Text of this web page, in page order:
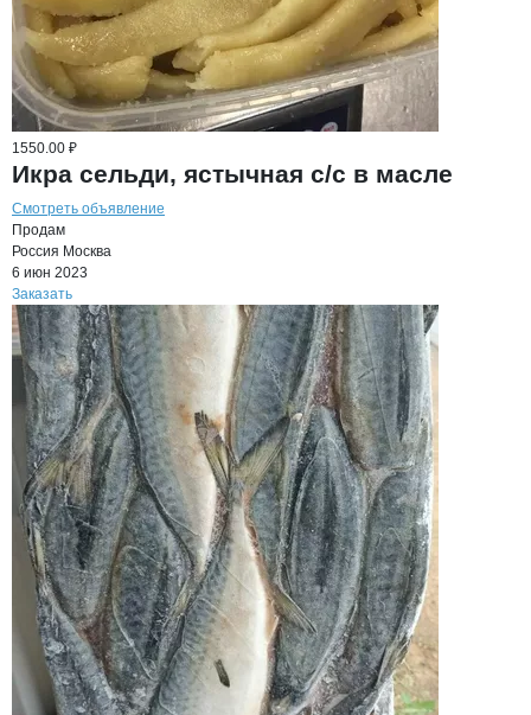
1550.00 ₽
Икра сельди, ястычная с/с в масле
Смотреть объявление
Продам
Россия Москва
6 июн 2023
Заказать